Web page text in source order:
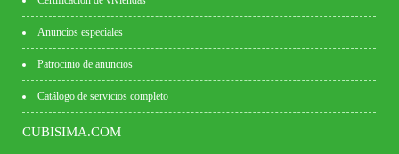
Anuncios especiales
Patrocinio de anuncios
Catálogo de servicios completo
CUBISIMA.COM